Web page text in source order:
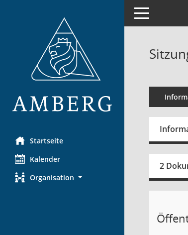
Startseite
Kalender
Organisation
Toggle navigation
2